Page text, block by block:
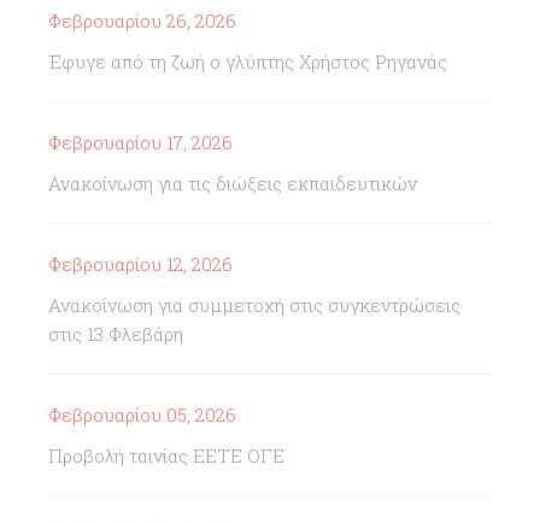
Φεβρουαρίου 26, 2026
Έφυγε από τη ζωή ο γλύπτης Χρήστος Ρηγανάς
Φεβρουαρίου 17, 2026
Ανακοίνωση για τις διώξεις εκπαιδευτικών
Φεβρουαρίου 12, 2026
Ανακοίνωση για συμμετοχή στις συγκεντρώσεις
στις 13 Φλεβάρη
Φεβρουαρίου 05, 2026
Προβολή ταινίας ΕΕΤΕ ΟΓΕ